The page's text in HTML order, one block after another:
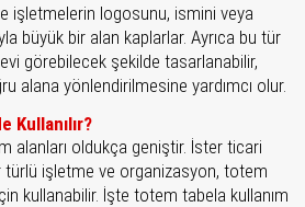
işletmelerin logosunu, ismini veya
büyük bir alan kaplarlar. Ayrıca bu tür
görebilecek şekilde tasarlanabilir,
alana yönlendirilmesine yardımcı olur.
Kullanılır?
alanları oldukça geniştir. İster ticari
işletme ve organizasyon, totem
kullanabilir. İşte totem tabela kullanım